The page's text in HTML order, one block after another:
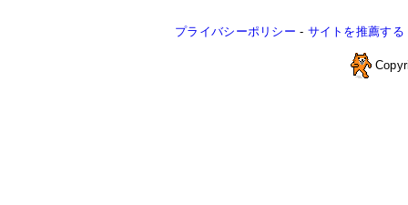
プライバシーポリシー - サイトを推薦する